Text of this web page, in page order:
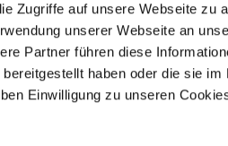
Zugriffe auf unsere Webseite zu
unserer Webseite an
Partner führen diese
haben oder die sie
Einwilligung zu unseren
Vertrag
© 2013 - 2026 HT
dem Online Shop mit